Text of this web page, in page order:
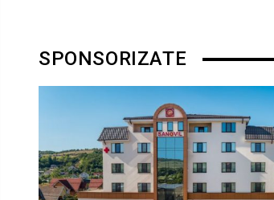
SPONSORIZATE